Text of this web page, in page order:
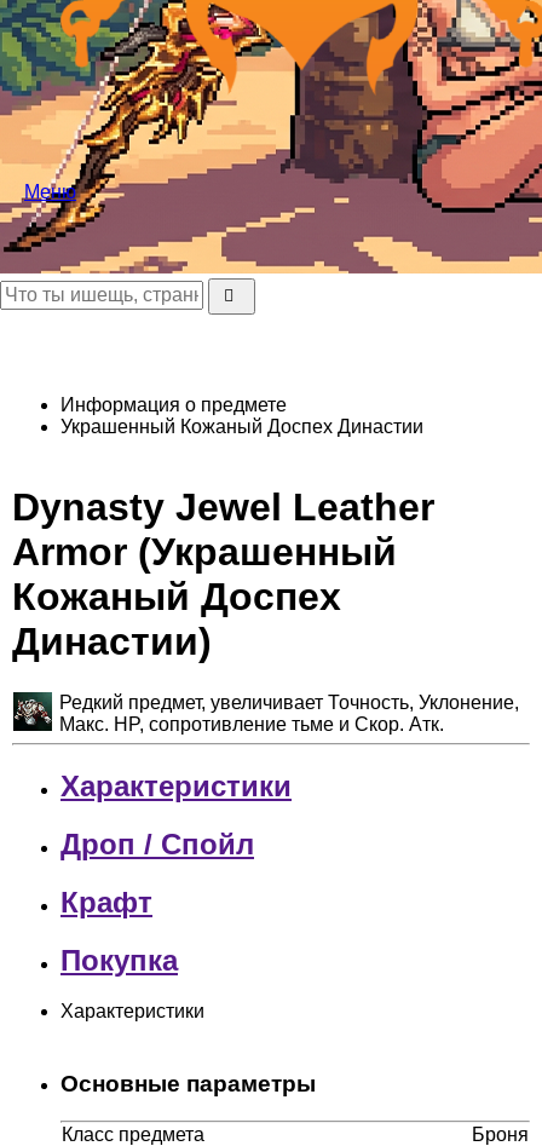
Меню
Информация о предмете
Украшенный Кожаный Доспех Династии
Dynasty Jewel Leather
Armor (Украшенный
Кожаный Доспех
Династии)
Редкий предмет, увеличивает Точность, Уклонение,
Макс. HP, сопротивление тьме и Скор. Атк.
Характеристики
Дроп / Спойл
Крафт
Покупка
Характеристики
Основные параметры
Класс предмета
Броня